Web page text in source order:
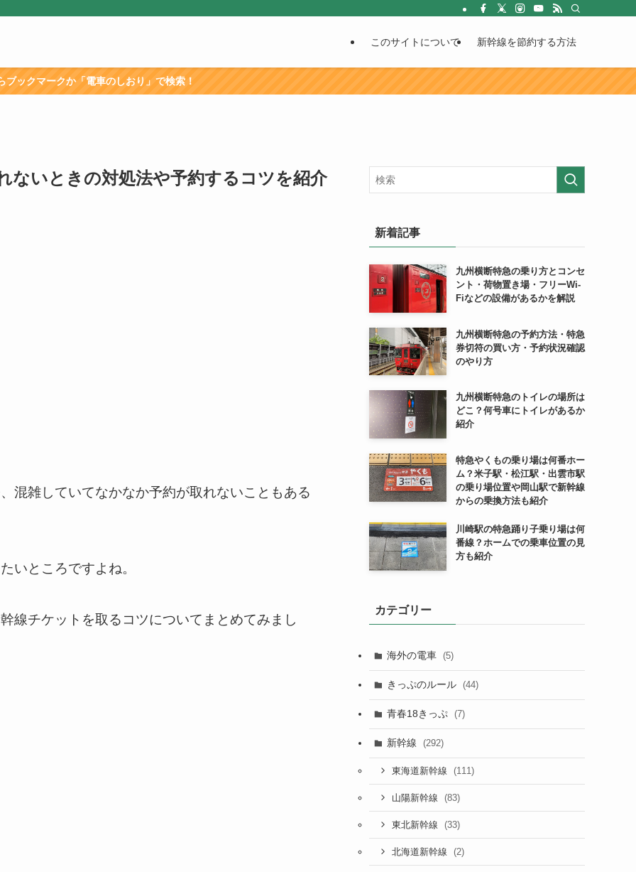
このサイトについて 新幹線を節約する方法
車のしおり」で検索！
ないときの対処法や予約するコツを紹介
混雑していてなかなか予約が取れないこともある
いところですよね。
線チケットを取るコツについてまとめてみまし
新着記事
九州横断特急の乗り方とコンセ
ント・荷物置き場・フリーWi-
Fiなどの設備があるかを解説
九州横断特急の予約方法・特急
券切符の買い方・予約状況確認
のやり方
九州横断特急のトイレの場所は
どこ？何号車にトイレがあるか
紹介
特急やくもの乗り場は何番ホー
ム？米子駅・松江駅・出雲市駅
の乗り場位置や岡山駅で新幹線
からの乗換方法も紹介
川崎駅の特急踊り子乗り場は何
番線？ホームでの乗車位置の見
方も紹介
カテゴリー
海外の電車 (5)
きっぷのルール (44)
青春18きっぷ (7)
新幹線 (292)
東海道新幹線 (111)
山陽新幹線 (83)
東北新幹線 (33)
北海道新幹線 (2)